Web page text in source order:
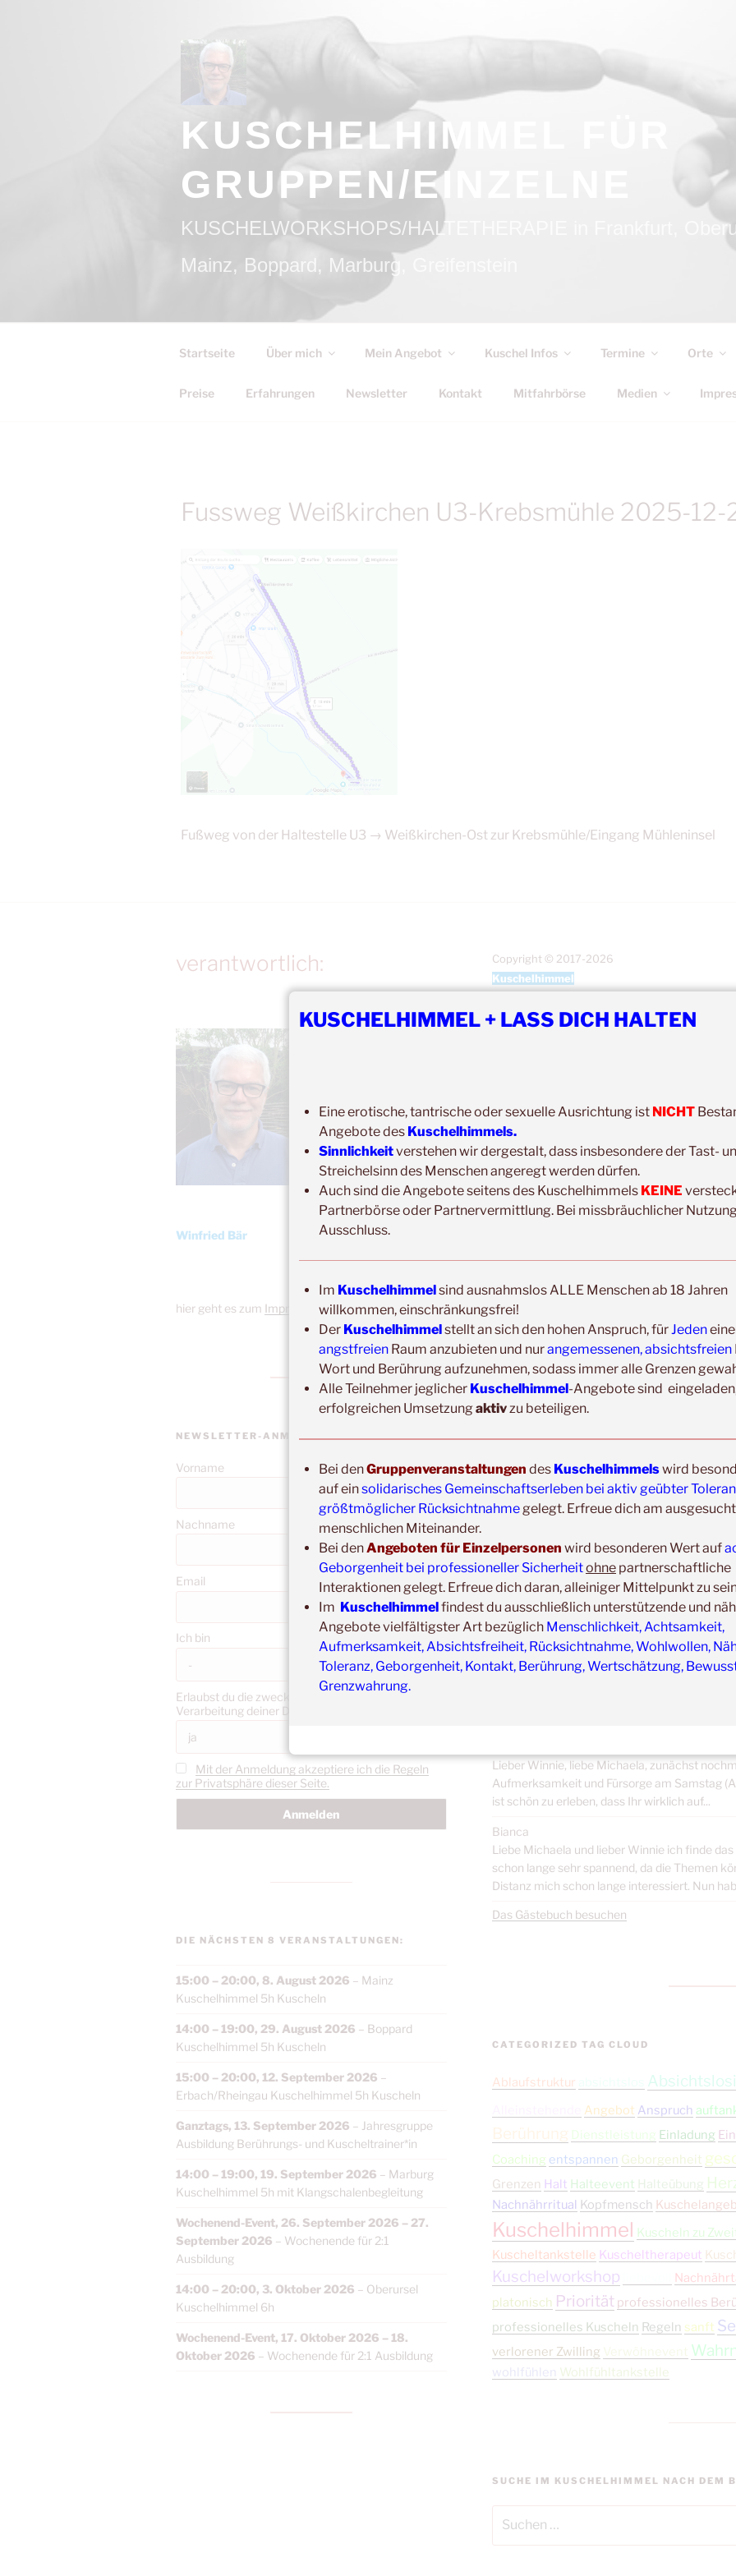
KUSCHELHIMMEL FÜR
GRUPPEN/EINZELNE
KUSCHELWORKSHOPS/HALTETHERAPIE in Frankfurt,
Mainz, Boppard, Marburg, Greifenstein
Startseite Über mich Mein Angebot Kuschel Infos Termine Orte
Preise Erfahrungen Newsletter Kontakt Mitfahrbörse Medien
Fussweg Weißkirchen U3-Krebsmühle 2025-12-
Fußweg von der Haltestelle U3 → Weißkirchen-Ost zur Krebsmühle/Eingang Mühleninsel
verantwortlich:
Winfried Bär
hier geht es zum Impressum
NEWSLETTER-ANMELDUNG
Vorname
Nachname
Email
Ich bin
Erlaubst du die zweckgebundene Speicherung und
Verarbeitung deiner Daten gemäß DS-GVO?
Mit der Anmeldung akzeptiere ich die Regeln
zur Privatsphäre dieser Seite.
DIE NÄCHSTEN 8 VERANSTALTUNGEN:
15:00 – 20:00, 8. August 2026 – Mainz
Kuschelhimmel 5h Kuscheln
14:00 – 19:00, 29. August 2026 – Boppard
Kuschelhimmel 5h Kuscheln
15:00 – 20:00, 12. September 2026 –
Erbach/Rheingau Kuschelhimmel 5h Kuscheln
Ganztags, 13. September 2026 – Jahresgruppe
Ausbildung Berührungs- und Kuscheltrainer*in
14:00 – 19:00, 19. September 2026 – Marburg
Kuschelhimmel 5h mit Klangschalenbegleitung
Wochenend-Event, 26. September 2026 – 27.
September 2026 – Wochenende für 2:1
Ausbildung
14:00 – 20:00, 3. Oktober 2026 – Oberursel
Kuschelhimmel 6h
Wochenend-Event, 17. Oktober 2026 – 18.
Oktober 2026 – Wochenende für 2:1 Ausbildung
Copyright © 2017-2026
Kuschelhimmel
Update:
UnsereGruppenveranstaltungen sindohne
Veranstaltungsräumen möglich!
Was schon immer galt und weiter gilt:Fühlst
Erkältungssymptome, dann verzichte bitte
ERFAHRUNGSBERICHTE/
Heike
Heute hatte ich mein erstes Kuscheltreffen
und gleich vorweg gesagt- ich komme
liebevolle Organisation und der völlig sichere...
Dana
Jahresreflexion 05.2025 bis 06.2026 Lieber
gemeinsamen therapeutischen
Haltetherapie in Einzelsitzungen] hat sich viel
Kuscheln...
Sascha & Illiana
Wir haben als Ehepaar gemeinsam an der
Therapie beim Kuschelhimmel (Anmerk.:
Greifenstein) teilgenommen und es war für uns
Corina
Die Ausbildung zur Kuschel- und
(Anmerk.: vom 22.05. bis 25.05.2026 in der
Lieber Winnie, liebe Michaela, zunächst
Aufmerksamkeit und Fürsorge am Samstag
ist schön zu erleben, dass Ihr wirklich auf...
Bianca
Liebe Michaela und lieber Winnie ich finde
schon lange sehr spannend, da die Themen
Distanz mich schon lange interessiert. Nun
Das Gästebuch besuchen
CATEGORIZED TAG CLOUD
Ablaufstruktur
Angebot Anspruch
Berührung Dienstleistung Einladung
Coaching entspannen Geborgenheit
Grenzen Halt Halteevent Halteübung
Nachnährritual Kopfmensch
Kuschelhimmel Kuscheln zu
Kuscheltankstelle Kuscheltherapeut
Kuschelworkshop
platonisch Priorität professionelles
professionelles Kuscheln Regeln sanft
verlorener Zwilling Verwöhnevent
wohlfühlen
Wohlfühltankstelle
SUCHE IM KUSCHELHIMMEL NACH DEM
nach:
KUSCHELHIMMEL + LASS DICH HALTEN
Eine erotische, tantrische oder sexuelle Ausrichtung ist NICHT
Angebote des Kuschelhimmels.
Sinnlichkeitverstehen wir dergestalt, dass insbesondere der Tast-
Streichelsinn des Menschen angeregt werden dürfen.
Auch sind die Angebote seitens des Kuschelhimmels KEINE
Partnerbörse oder Partnervermittlung. Bei missbräuchlicher
Ausschluss.
Im Kuschelhimmelsind ausnahmslos ALLE Menschen ab 18 Jahren
willkommen, einschränkungsfrei!
Der Kuschelhimmelstellt an sich den hohen Anspruch, fürJeden
angstfreien Raum anzubieten und nurangemessenen, absichtsfreien
Wort und Berührung aufzunehmen, sodass immer alle Grenzen
Alle Teilnehmer jeglicher Kuschelhimmel-Angebote sind
erfolgreichen Umsetzung aktivzu beteiligen.
Bei denGruppenveranstaltungen des Kuschelhimmelswird
auf einsolidarisches Gemeinschaftserleben bei aktiv geübter
größtmöglicher Rücksichtnahme gelegt. Erfreue dich am ausgesucht
menschlichen Miteinander.
Bei denAngeboten für Einzelpersonen wird besonderen Wert auf
Geborgenheit bei professioneller Sicherheitohne partnerschaftliche
Interaktionen gelegt. Erfreue dich daran, alleiniger Mittelpunkt zu
Im Kuschelhimmelfindest du ausschließlich unterstützende und
Angebote vielfältigster Art bezüglich Menschlichkeit, Achtsamkeit,
Aufmerksamkeit, Absichtsfreiheit, Rücksichtnahme, Wohlwollen,
Toleranz, Geborgenheit, Kontakt, Berührung, Wertschätzung,
Grenzwahrung.